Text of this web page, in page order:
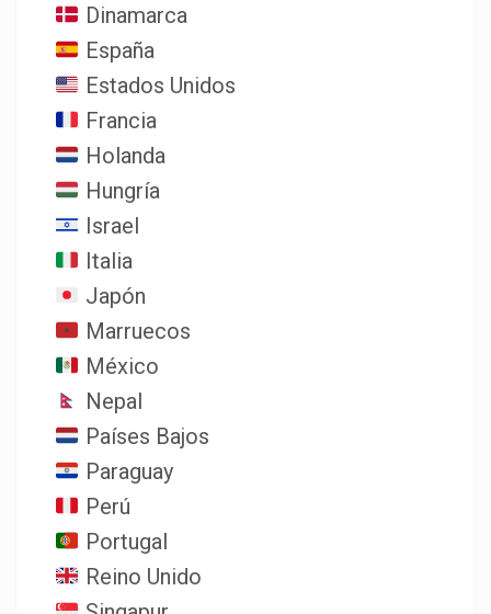
Dinamarca
España
Estados Unidos
Francia
Holanda
Hungría
Israel
Italia
Japón
Marruecos
México
Nepal
Países Bajos
Paraguay
Perú
Portugal
Reino Unido